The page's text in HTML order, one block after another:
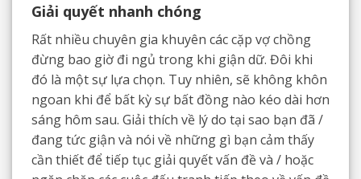
Giải quyết nhanh chóng
Rất nhiều chuyên gia khuyên các cặp vợ chồng
đừng bao giờ đi ngủ trong khi giận dữ. Đôi khi
đó là một sự lựa chọn. Tuy nhiên, sẽ không khôn
ngoan khi để bất kỳ sự bất đồng nào kéo dài hơn
sáng hôm sau. Giải thích về lý do tại sao bạn đã /
đang tức giận và nói về những gì bạn cảm thấy
cần thiết để tiếp tục giải quyết vấn đề và / hoặc